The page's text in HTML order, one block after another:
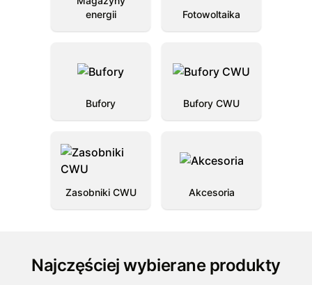
energii
Fotowoltaika
Bufory Bufory CWU
Zasobniki CWU Akcesoria
Najczęściej wybierane produkty